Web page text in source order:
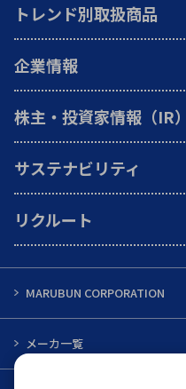
トレンド別取扱商品
企業情報
株主・投資家情報（IR）
サステナビリティ
リクルート
MARUBUN CORPORATION
メーカ一覧